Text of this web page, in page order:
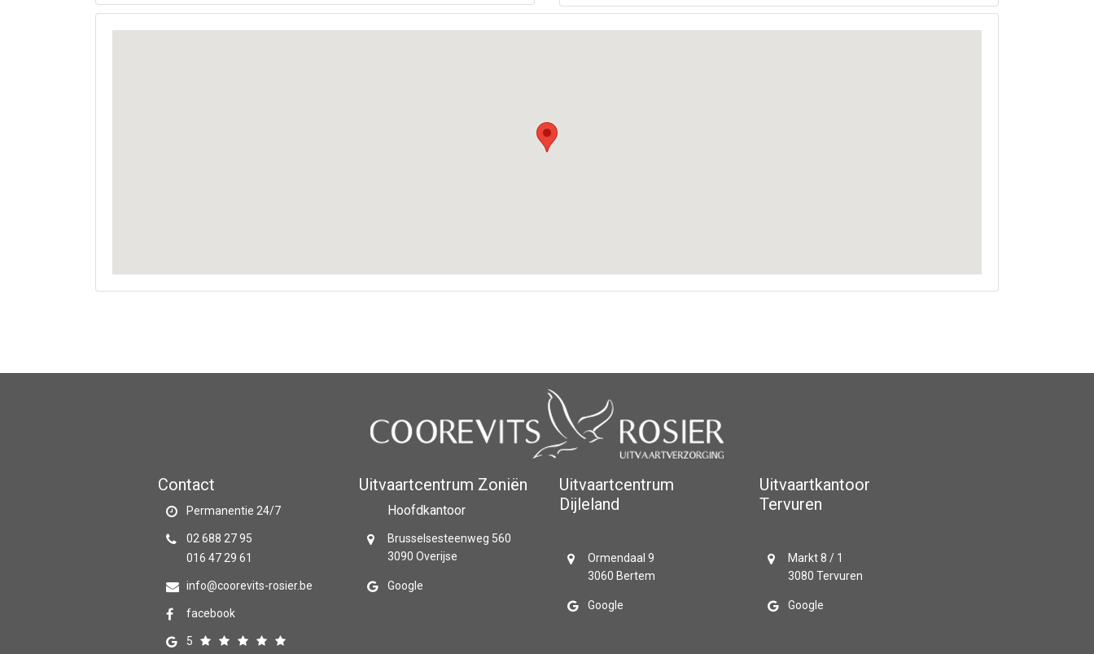
Contact
Permanentie 24/7
02 688 27 95
016 47 29 61
info@coorevits-rosier.be
facebook
5
Uitvaartcentrum Zoniën
Hoofdkantoor
Brusselsesteenweg 560
3090 Overijse
Google
Uitvaartcentrum
Dijleland
Ormendaal 9
3060 Bertem
Google
Uitvaartkantoor
Tervuren
Markt 8 / 1
3080 Tervuren
Google